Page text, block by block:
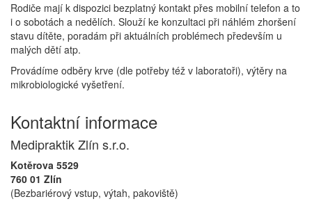
Rodiče mají k dispozici bezplatný kontakt přes mobilní telefon a to
i o sobotách a nedělích. Slouží ke konzultaci při náhlém zhoršení
stavu dítěte, poradám při aktuálních problémech především u
malých dětí atp.
Provádíme odběry krve (dle potřeby též v laboratoři), výtěry na
mikrobiologické vyšetření.
Kontaktní informace
Medipraktik Zlín s.r.o.
Kotěrova 5529
760 01 Zlín
(Bezbariérový vstup, výtah, pakoviště)